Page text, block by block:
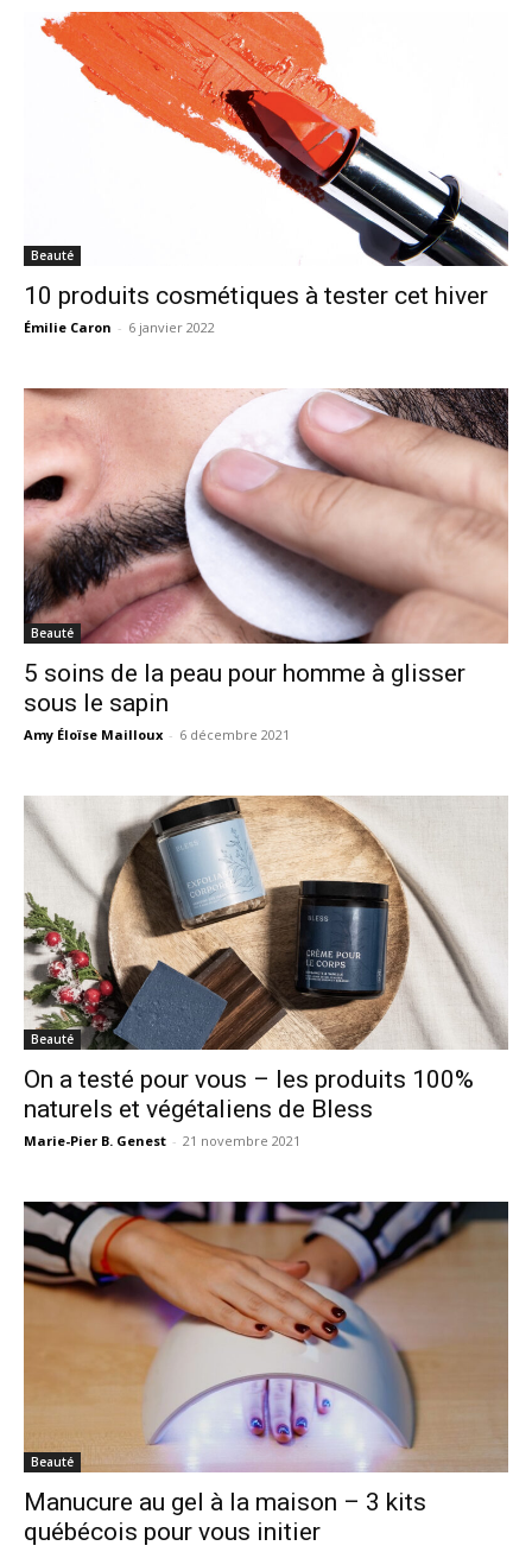
Beauté
10 produits cosmétiques à tester cet hiver
Émilie Caron - 6 janvier 2022
Beauté
5 soins de la peau pour homme à glisser
sous le sapin
Amy Éloïse Mailloux - 6 décembre 2021
Beauté
On a testé pour vous – les produits 100%
naturels et végétaliens de Bless
Marie-Pier B. Genest - 21 novembre 2021
Beauté
Manucure au gel à la maison – 3 kits
québécois pour vous initier